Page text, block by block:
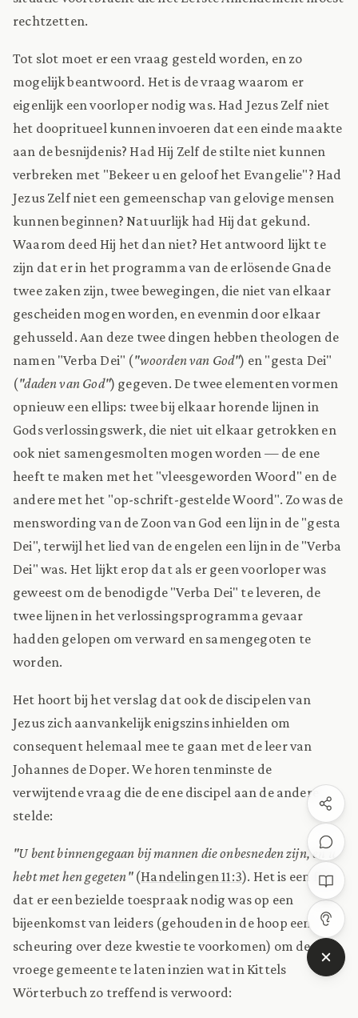
rechtzetten.
Tot slot moet er een vraag gesteld worden, en zo
mogelijk beantwoord. Het is de vraag waarom er
eigenlijk een voorloper nodig was. Had Jezus Zelf niet
het doopritueel kunnen invoeren dat een einde maakte
aan de besnijdenis? Had Hij Zelf de stilte niet kunnen
verbreken met "Bekeer u en geloof het Evangelie"? Had
Jezus Zelf niet een gemeenschap van gelovige mensen
kunnen beginnen? Natuurlijk had Hij dat gekund.
Waarom deed Hij het dan niet? Het antwoord lijkt te
zijn dat er in het programma van de erlösende Gnade
twee zaken zijn, twee bewegingen, die niet van elkaar
gescheiden mogen worden, en evenmin door elkaar
gehusseld. Aan deze twee dingen hebben theologen de
namen "Verba Dei" ("woorden van God") en "gesta Dei"
("daden van God") gegeven. De twee elementen vormen
opnieuw een ellips: twee bij elkaar horende lijnen in
Gods verlossingswerk, die niet uit elkaar getrokken en
ook niet samengesmolten mogen worden — de ene
heeft te maken met het "vleesgeworden Woord" en de
andere met het "op-schrift-gestelde Woord". Zo was de
menswording van de Zoon van God een lijn in de "gesta
Dei", terwijl het lied van de engelen een lijn in de "Verba
Dei" was. Het lijkt erop dat als er geen voorloper was
geweest om de benodigde "Verba Dei" te leveren, de
twee lijnen in het verlossingsprogramma gevaar
hadden gelopen om verward en samengegoten te
worden.
Het hoort bij het verslag dat ook de discipelen van
Jezus zich aanvankelijk enigszins inhielden om
consequent helemaal mee te gaan met de leer van
Johannes de Doper. We horen tenminste de
verwijtende vraag die de ene discipel aan de andere
stelde:
"U bent binnengegaan bij mannen die onbesneden zijn, en u
hebt met hen gegeten"(Handelingen 11:3). Het is een feit
dat er een bezielde toespraak nodig was op een
bijeenkomst van leiders (gehouden in de hoop een
scheuring over deze kwestie te voorkomen) om de
vroege gemeente te laten inzien wat in Kittels
Wörterbuch zo treffend is verwoord: